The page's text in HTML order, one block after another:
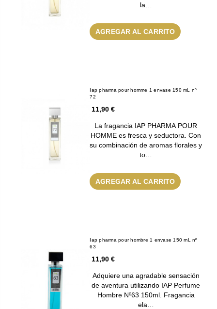
la…
AGREGAR AL CARRITO
Iap pharma pour homme 1 envase 150 mL nº
72
11,90 €
La fragancia IAP PHARMA POUR
HOMME es fresca y seductora. Con
su combinación de aromas florales y
to…
AGREGAR AL CARRITO
Iap pharma pour hombre 1 envase 150 mL nº
63
11,90 €
Adquiere una agradable sensación
de aventura utilizando IAP Perfume
Hombre Nº63 150ml. Fragancia
ela…